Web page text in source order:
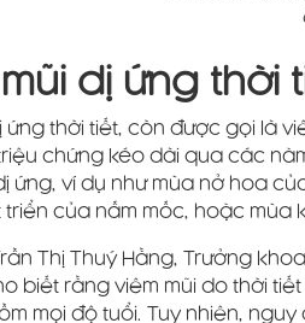
dị ứng thời
ứng thời tiết, còn được gọi là
chứng kéo dài qua các
ứng, ví dụ như mùa nở hoa
triển của nấm mốc, hoặc mùa
Thị Thuý Hằng, Trưởng
biết rằng viêm mũi do thời
mọi độ tuổi. Tuy nhiên,